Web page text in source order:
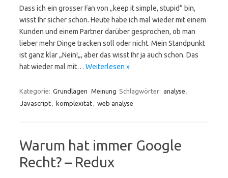
Dass ich ein grosser Fan von „keep it simple, stupid“ bin,
wisst Ihr sicher schon. Heute habe ich mal wieder mit einem
Kunden und einem Partner darüber gesprochen, ob man
lieber mehr Dinge tracken soll oder nicht. Mein Standpunkt
ist ganz klar „Nein!„, aber das wisst Ihr ja auch schon. Das
hat wieder mal mit… Weiterlesen »
Kategorie: Grundlagen Meinung Schlagwörter: analyse ,
Javascript, komplexität, web analyse
Warum hat immer Google
Recht? – Redux